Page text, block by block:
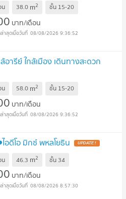
น 38.0 m2 ชั้น 15-20
บาท/เดือน
08/08/2026 9:36:52
ารีย์ ใกล้เมือง เดินทางสะดวก
น 58.0 m2 ชั้น 15-20
บาท/เดือน
08/08/2026 9:36:52
ดีโอ มิกซ์ พหลโยธิน UPDATE !
น 46.3 m2 ชั้น 34
บาท/เดือน
08/08/2026 8:57:30